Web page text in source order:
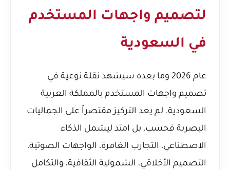
لتصميم واجهات المستخدم
في السعودية
عام 2026 وما بعده سيشهد نقلة نوعية في
تصميم واجهات المستخدم بالمملكة العربية
السعودية. لم يعد التركيز مقتصراً على الجماليات
البصرية فحسب، بل امتد ليشمل الذكاء
الاصطناعي، التجارب الغامرة، الواجهات الصوتية،
التصميم الأخلاقي، الشمولية الثقافية، والتكامل